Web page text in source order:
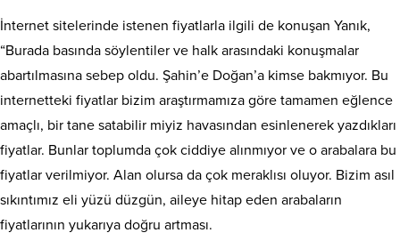
İnternet sitelerinde istenen fiyatlarla ilgili de konuşan Yanık,
“Burada basında söylentiler ve halk arasındaki konuşmalar
abartılmasına sebep oldu. Şahin’e Doğan’a kimse bakmıyor. Bu
internetteki fiyatlar bizim araştırmamıza göre tamamen eğlence
amaçlı, bir tane satabilir miyiz havasından esinlenerek yazdıkları
fiyatlar. Bunlar toplumda çok ciddiye alınmıyor ve o arabalara bu
fiyatlar verilmiyor. Alan olursa da çok meraklısı oluyor. Bizim asıl
sıkıntımız eli yüzü düzgün, aileye hitap eden arabaların
fiyatlarının yukarıya doğru artması.